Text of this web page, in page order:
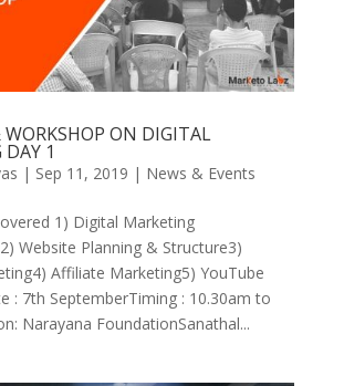
ON DIGITAL
1
| Sep 11, 2019 | News & Events
1) Digital Marketing
Website Planning & Structure3)
Affiliate Marketing5) YouTube
: 7th SeptemberTiming : 10.30am to
Narayana FoundationSanathal...